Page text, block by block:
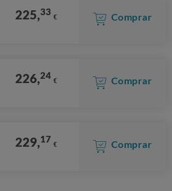
225,33 € Comprar
226,24 € Comprar
229,17 € Comprar